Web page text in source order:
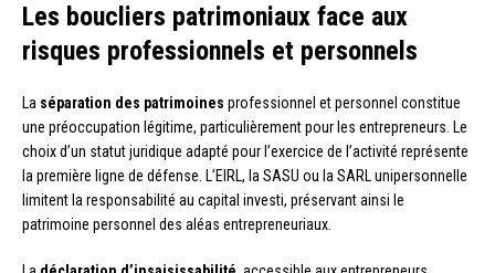
Les boucliers patrimoniaux face aux
risques professionnels et personnels
La séparation des patrimoines professionnel et personnel constitue
une préoccupation légitime, particulièrement pour les entrepreneurs. Le
choix d’un statut juridique adapté pour l’exercice de l’activité représente
la première ligne de défense. L’EIRL, la SASU ou la SARL unipersonnelle
limitent la responsabilité au capital investi, préservant ainsi le
patrimoine personnel des aléas entrepreneuriaux.